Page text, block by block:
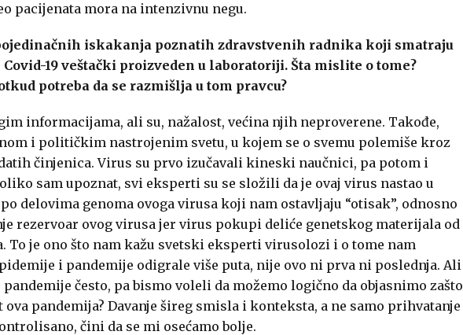
pacijenata mora na intenzivnu negu.
iskakanja poznatih zdravstvenih radnika koji smatraju
Covid-19 veštački proizveden u laboratoriji. Šta mislite o tome?
potreba da se razmišlja u tom pravcu?
informacijama, ali su, nažalost, većina njih neproverene. Takođe,
i političkim nastrojenim svetu, u kojem se o svemu polemiše kroz
činjenica. Virus su prvo izučavali kineski naučnici, pa potom i
sam upoznat, svi eksperti su se složili da je ovaj virus nastao u
delovima genoma ovoga virusa koji nam ostavljaju “otisak”, odnosno
rezervoar ovog virusa jer virus pokupi deliće genetskog materijala od
To je ono što nam kažu svetski eksperti virusolozi i o tome nam
i pandemije odigrale više puta, nije ovo ni prva ni poslednja. Ali
pandemije često, pa bismo voleli da možemo logično da objasnimo zašto
pandemija? Davanje šireg smisla i konteksta, a ne samo prihvatanje
čini da se mi osećamo bolje.